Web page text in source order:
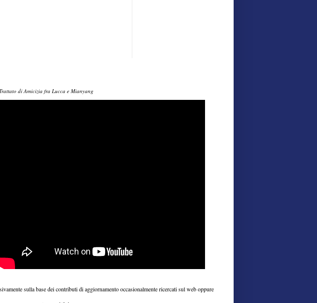
di Amicizia fra Lucca e Mianyang
sulla base dei contributi di aggiornamento occasionalmente ricercati sul web oppure